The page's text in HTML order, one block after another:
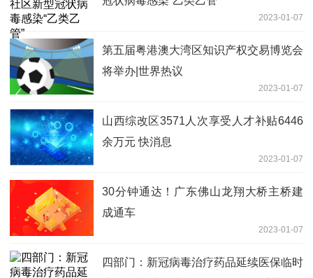
2023-01-07
第五届粤港澳大湾区知识产权交易博览会
将举办|世界热议
2023-01-07
山西综改区3571人次享受人才补贴6446
余万元 快消息
2023-01-07
30分钟通达！广东佛山龙翔大桥主桥建
成通车
2023-01-07
四部门：新冠病毒治疗药品延续医保临时